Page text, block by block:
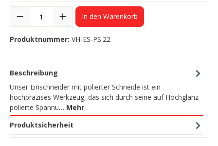
In den Warenkorb
Produktnummer: VH-ES-PS.22
Beschreibung
Unser Einschneider mit polierter Schneide ist ein
hochpräzises Werkzeug, das sich durch seine auf Hochglanz
polierte Spannu… Mehr
Produktsicherheit